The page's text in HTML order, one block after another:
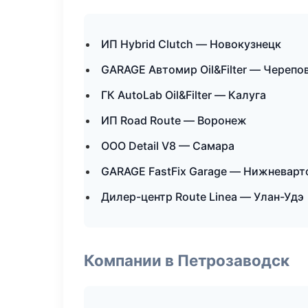
ИП Hybrid Clutch — Новокузнецк
GARAGE Автомир Oil&Filter —
ГК AutoLab Oil&Filter — Калуга
ИП Road Route — Воронеж
ООО Detail V8 — Самара
GARAGE FastFix Garage —
Дилер-центр Route Linea — Улан-Удэ
Компании в Петрозаводск